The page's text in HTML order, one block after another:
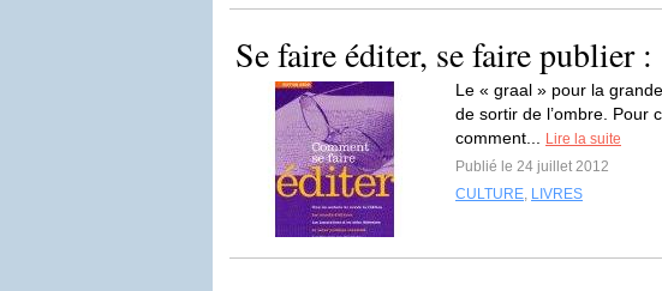
Se faire éditer, se faire publier :
Le « graal » pour la
de sortir de l’ombre. Pour
comment...
Lire la suite
Publié le 24 juillet 2012
CULTURE, LIVRES